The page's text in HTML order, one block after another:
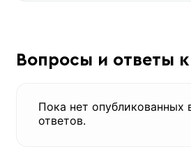
Вопросы и ответы
Пока нет опубликованных
ответов.